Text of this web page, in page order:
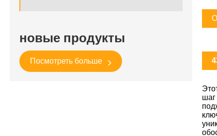
новые продукты
Посмотреть больше